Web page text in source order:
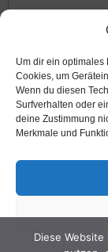
Um dir ein optimales
Cookies, um
Wenn du diesen
Surfverhalten oder
deine Zustimmung
Merkmale und
Suffusion theme by
Diese